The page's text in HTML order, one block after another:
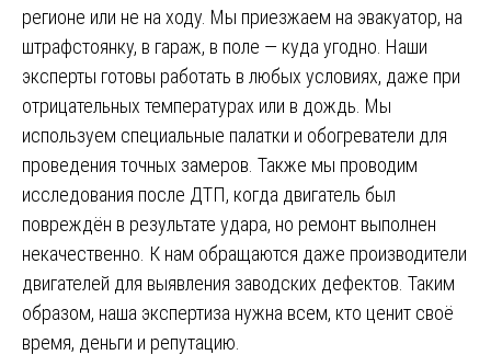
регионе или не на ходу. Мы приезжаем на эвакуатор, на
штрафстоянку, в гараж, в поле — куда угодно. Наши
эксперты готовы работать в любых условиях, даже при
отрицательных температурах или в дождь. Мы
используем специальные палатки и обогреватели для
проведения точных замеров. Также мы проводим
исследования после ДТП, когда двигатель был
повреждён в результате удара, но ремонт выполнен
некачественно. К нам обращаются даже производители
двигателей для выявления заводских дефектов. Таким
образом, наша экспертиза нужна всем, кто ценит своё
время, деньги и репутацию.